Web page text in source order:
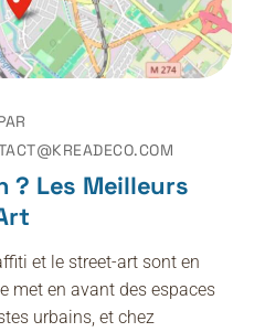
? Les Meilleurs
et le street-art sont en
met en avant des espaces
urbains, et chez